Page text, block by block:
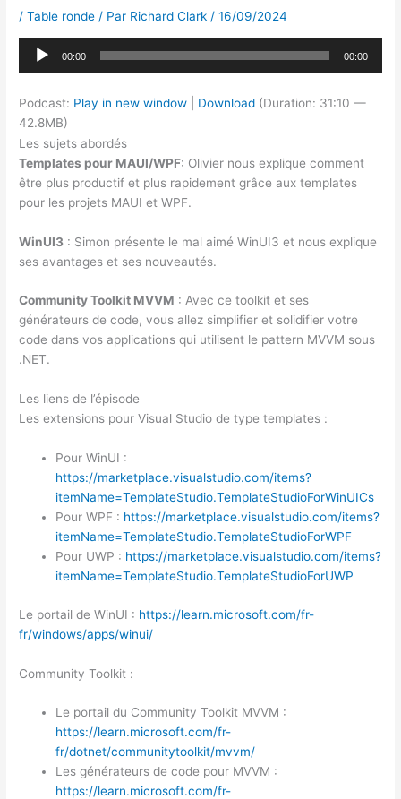
/Table ronde / Par Richard Clark /16/09/2024
Lecteur
audio
00:00 00:00
Podcast: Play in new window Download (Duration: 31:10 —
42.8MB)
Les sujets abordés
Templates pour MAUI/WPF: Olivier nous explique comment
être plus productif et plus rapidement grâce aux templates
pour les projets MAUI et WPF.
WinUI3 : Simon présente le mal aimé WinUI3 et nous explique
ses avantages et ses nouveautés.
Community Toolkit MVVM : Avec ce toolkit et ses
générateurs de code, vous allez simplifier et solidifier votre
code dans vos applications qui utilisent le pattern MVVM sous
.NET.
Les liens de l’épisode
Les extensions pour Visual Studio de type templates :
Pour WinUI :
https://marketplace.visualstudio.com/items?
itemName=TemplateStudio.TemplateStudioForWinUICs
Pour WPF : https://marketplace.visualstudio.com/items?
itemName=TemplateStudio.TemplateStudioForWPF
Pour UWP : https://marketplace.visualstudio.com/items?
itemName=TemplateStudio.TemplateStudioForUWP
Le portail de WinUI : https://learn.microsoft.com/fr-
fr/windows/apps/winui/
Community Toolkit :
Le portail du Community Toolkit MVVM :
https://learn.microsoft.com/fr-
fr/dotnet/communitytoolkit/mvvm/
Les générateurs de code pour MVVM :
https://learn.microsoft.com/fr-